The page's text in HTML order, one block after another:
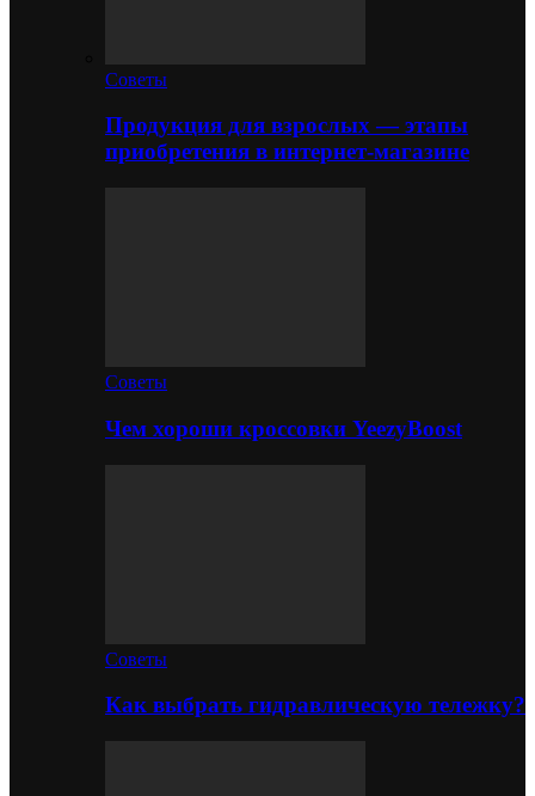
Советы
Продукция для взрослых — этапы
приобретения в интернет-магазине
Советы
Чем хороши кроссовки YeezyBoost
Советы
Как выбрать гидравлическую тележку?